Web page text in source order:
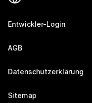
Entwickler-Login
AGB
Datenschutzerklärung
Sitemap